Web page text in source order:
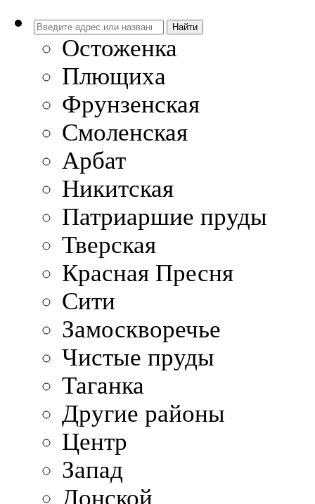
Остоженка
Плющиха
Фрунзенская
Смоленская
Арбат
Никитская
Патриаршие пруды
Тверская
Красная Пресня
Сити
Замоскворечье
Чистые пруды
Таганка
Другие районы
Центр
Запад
Донской